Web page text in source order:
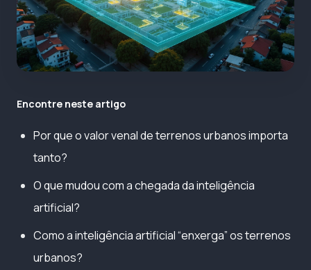
Encontre neste artigo
Por que o valor venal de terrenos urbanos importa
tanto?
O que mudou com a chegada da inteligência
artificial?
Como a inteligência artificial “enxerga” os terrenos
urbanos?